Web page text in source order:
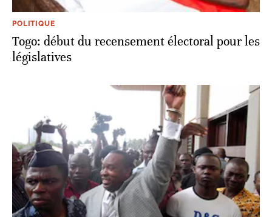
POLITIQUE
Togo: début du recensement électoral pour les
législatives